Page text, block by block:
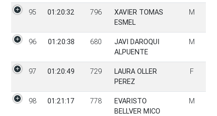
95 01:20:32 796
XAVIER TOMAS
ESMEL
M
96 01:20:38 680
JAVI DAROQUI
ALPUENTE
M
97 01:20:49 729
LAURA OLLER
PEREZ
F
98 01:21:17 778
EVARISTO
BELLVER MICO
M